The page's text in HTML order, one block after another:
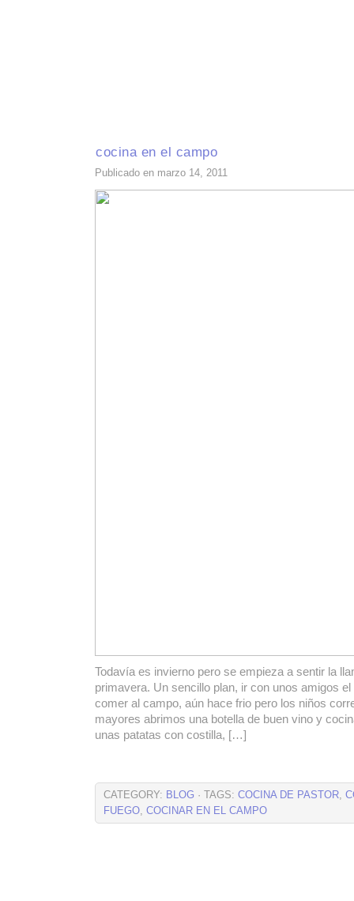
cocina en el campo
Publicado en marzo 14, 2011
Todavía es invierno pero se empieza a sentir la
primavera. Un sencillo plan, ir con unos amigos
comer al campo, aún hace frio pero los niños
mayores abrimos una botella de buen vino y
unas patatas con costilla, […]
CATEGORY: BLOG · TAGS: COCINA DE PASTOR,
FUEGO, COCINAR EN EL CAMPO